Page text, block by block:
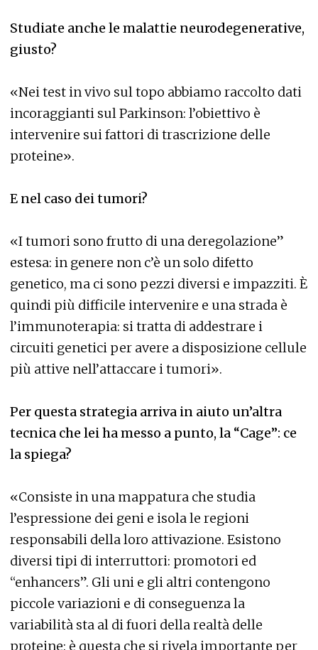
Studiate anche le malattie neurodegenerative,
giusto?
«Nei test in vivo sul topo abbiamo raccolto dati
incoraggianti sul Parkinson: l’obiettivo è
intervenire sui fattori di trascrizione delle
proteine».
E nel caso dei tumori?
«I tumori sono frutto di una deregolazione”
estesa: in genere non c’è un solo difetto
genetico, ma ci sono pezzi diversi e impazziti. È
quindi più difficile intervenire e una strada è
l’immunoterapia: si tratta di addestrare i
circuiti genetici per avere a disposizione cellule
più attive nell’attaccare i tumori».
Per questa strategia arriva in aiuto un’altra
tecnica che lei ha messo a punto, la “Cage”: ce
la spiega?
«Consiste in una mappatura che studia
l’espressione dei geni e isola le regioni
responsabili della loro attivazione. Esistono
diversi tipi di interruttori: promotori ed
“enhancers”. Gli uni e gli altri contengono
piccole variazioni e di conseguenza la
variabilità sta al di fuori della realtà delle
proteine: è questa che si rivela importante per